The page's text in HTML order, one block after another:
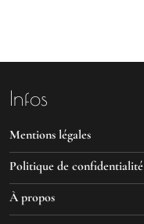
Infos
Mentions légales
Politique de confidentialité
À propos